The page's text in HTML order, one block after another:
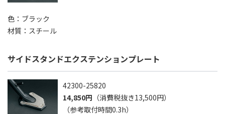
色：ブラック
材質：スチール
サイドスタンドエクステンションプレート
42300-25820
14,850円 （消費税抜き13,500円）
（参考取付時間0.3h）